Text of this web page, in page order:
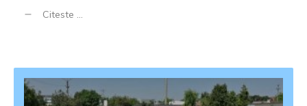
Citeste ...